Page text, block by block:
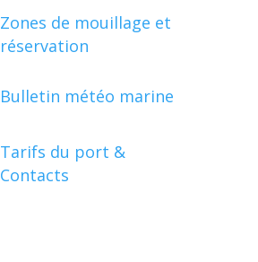
Zones de mouillage et
réservation
Bulletin météo marine
Tarifs du port &
Contacts